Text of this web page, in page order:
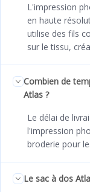
L'impression
en haute
utilise des fils
sur le tissu,
Combien de
Atlas ?
Le délai de
l'impression
broderie pour
Le sac à dos